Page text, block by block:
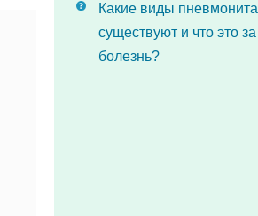
Какие виды пневмонита
существуют и что это за
болезнь?